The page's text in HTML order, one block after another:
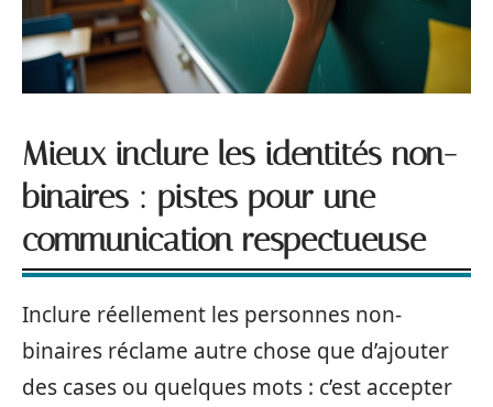
Mieux inclure les identités non-
binaires : pistes pour une
communication respectueuse
Inclure réellement les personnes non-
binaires réclame autre chose que d’ajouter
des cases ou quelques mots : c’est accepter